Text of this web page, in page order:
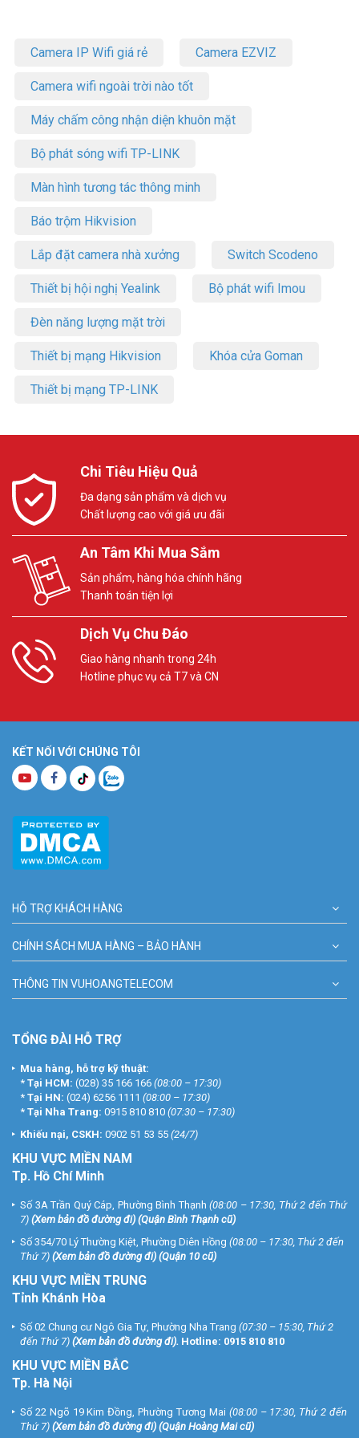
Camera IP Wifi giá rẻ Camera EZVIZ
Camera wifi ngoài trời nào tốt
Máy chấm công nhận diện khuôn mặt
Bộ phát sóng wifi TP-LINK
Màn hình tương tác thông minh
Báo trộm Hikvision
Lắp đặt camera nhà xưởng Switch Scodeno
Thiết bị hội nghị Yealink Bộ phát wifi Imou
Đèn năng lượng mặt trời
Thiết bị mạng Hikvision Khóa cửa Goman
Thiết bị mạng TP-LINK
Chi Tiêu Hiệu Quả
Đa dạng sản phẩm và dịch vụ
Chất lượng cao với giá ưu đãi
An Tâm Khi Mua Sắm
Sản phẩm, hàng hóa chính hãng
Thanh toán tiện lợi
Dịch Vụ Chu Đáo
Giao hàng nhanh trong 24h
Hotline phục vụ cả T7 và CN
KẾT NỐI VỚI CHÚNG TÔI
HỖ TRỢ KHÁCH HÀNG
CHÍNH SÁCH MUA HÀNG – BẢO HÀNH
THÔNG TIN VUHOANGTELECOM
TỔNG ĐÀI HỖ TRỢ
Mua hàng, hỗ trợ kỹ thuật:
* Tại HCM: (028) 35 166 166 (08:00 – 17:30)
* Tại HN: (024) 6256 1111 (08:00 – 17:30)
* Tại Nha Trang: 0915 810 810 (07:30 – 17:30)
Khiếu nại, CSKH: 0902 51 53 55 (24/7)
KHU VỰC MIỀN NAM
Tp. Hồ Chí Minh
Số 3A Trần Quý Cáp, Phường Bình Thạnh (08:00 – 17:30, Thứ 2 đến Thứ
7) (Xem bản đồ đường đi) (Quận Bình Thạnh cũ)
Số 354/70 Lý Thường Kiệt, Phường Diên Hồng (08:00 – 17:30, Thứ 2 đến
Thứ 7) (Xem bản đồ đường đi) (Quận 10 cũ)
KHU VỰC MIỀN TRUNG
Tỉnh Khánh Hòa
Số 02 Chung cư Ngô Gia Tự, Phường Nha Trang (07:30 – 15:30, Thứ 2
đến Thứ 7) (Xem bản đồ đường đi). Hotline: 0915 810 810
KHU VỰC MIỀN BẮC
Tp. Hà Nội
Số 22 Ngõ 19 Kim Đồng, Phường Tương Mai (08:00 – 17:30, Thứ 2 đến
Thứ 7) (Xem bản đồ đường đi) (Quận Hoàng Mai cũ)